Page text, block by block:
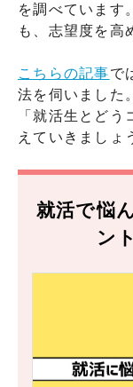
を調べています
も、志望度を高
こちらの記事で
法を伺いました
「就活生とど
えていきましょ
就活で悩
ン